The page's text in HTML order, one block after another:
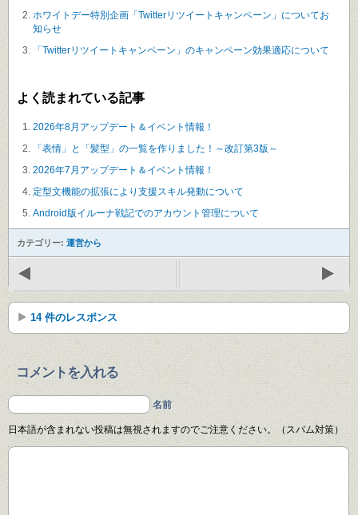
ホワイトデー特別企画「Twitterリツイートキャンペーン」についてお
知らせ
「Twitterリツイートキャンペーン」のキャンペーン効果適応について
よく読まれている記事
2026年8月アップデート＆イベント情報！
「表情」と「髪型」の一覧を作りました！～改訂第3版～
2026年7月アップデート＆イベント情報！
定型文機能の拡張により支援スキル発動について
Android版イルーナ戦記でのアカウント管理について
カテゴリー: 運営から
14 件のレスポンス
コメントを入れる
名前
日本語が含まれない投稿は無視されますのでご注意ください。（スパム対策）